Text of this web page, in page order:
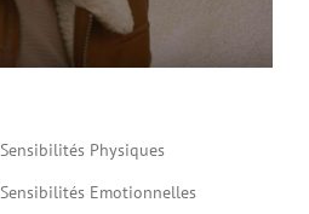
Sensibilités Physiques
Sensibilités Emotionnelles